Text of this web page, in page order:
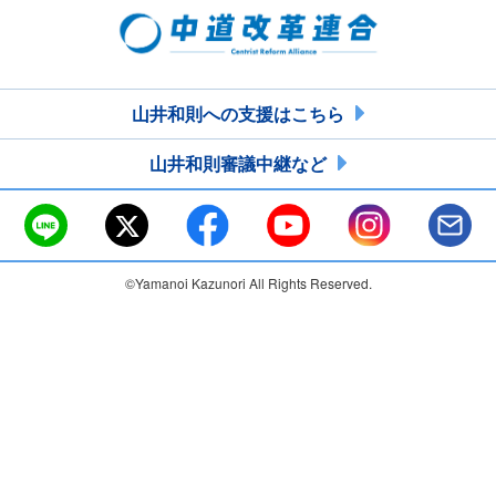
山井和則への支援はこちら
山井和則審議中継など
©Yamanoi Kazunori All Rights Reserved.